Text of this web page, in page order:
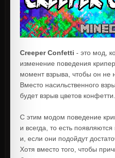
Creeper Confetti - это мод,
изменение поведения
момент взрыва, чтобы он не
Вместо насильственного
будет взрыв цветов конфетти.
С этим модом поведение
и всегда, то есть
и, если они подойдут
Хотя вместо того, чтобы